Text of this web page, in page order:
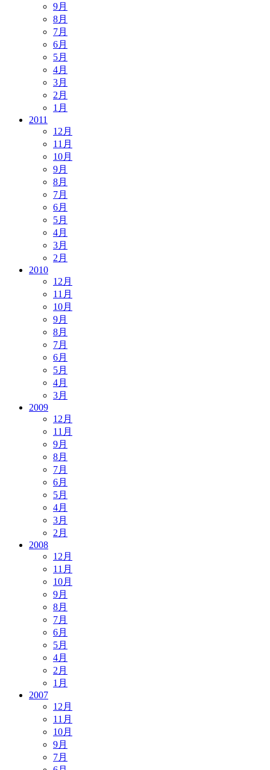
9月
8月
7月
6月
5月
4月
3月
2月
1月
2011
12月
11月
10月
9月
8月
7月
6月
5月
4月
3月
2月
2010
12月
11月
10月
9月
8月
7月
6月
5月
4月
3月
2009
12月
11月
9月
8月
7月
6月
5月
4月
3月
2月
2008
12月
11月
10月
9月
8月
7月
6月
5月
4月
2月
1月
2007
12月
11月
10月
9月
7月